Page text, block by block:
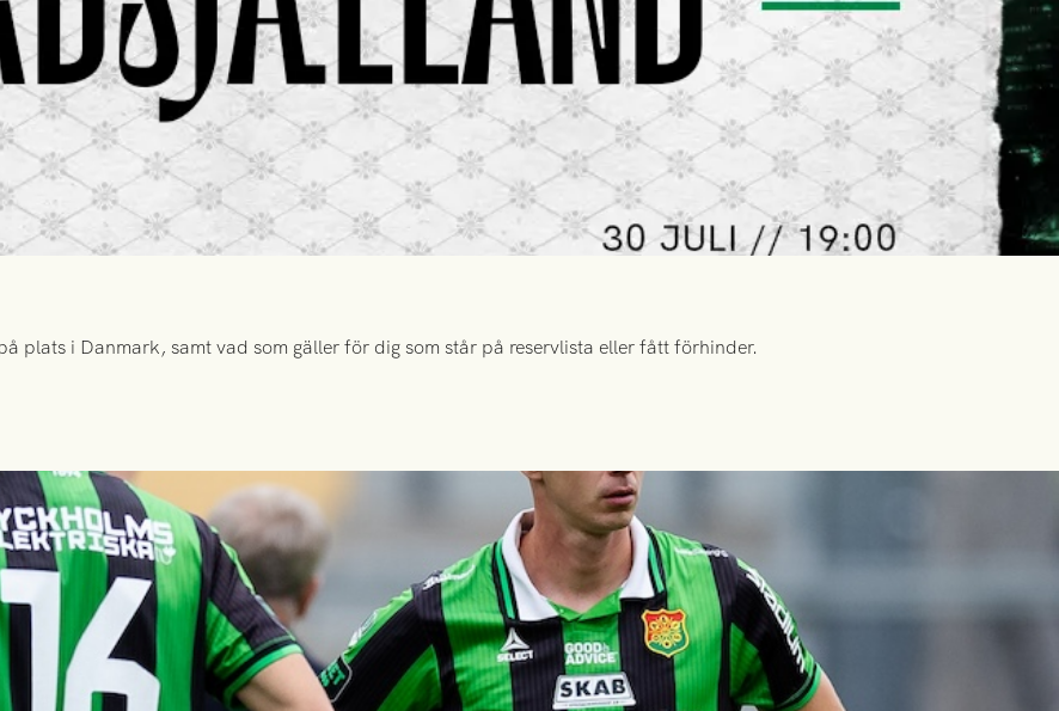
plats i Danmark, samt vad som gäller för dig som står på reservlista eller fått förhinder.